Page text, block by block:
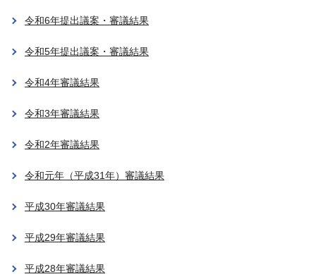
令和6年提出議案・審議結果
令和5年提出議案・審議結果
令和4年審議結果
令和3年審議結果
令和2年審議結果
令和元年（平成31年）審議結果
平成30年審議結果
平成29年審議結果
平成28年審議結果